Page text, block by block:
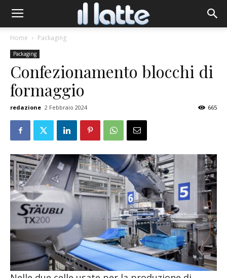
Home Packaging
Packaging
Confezionamento blocchi di
formaggio
redazione 2 Febbraio 2024 665